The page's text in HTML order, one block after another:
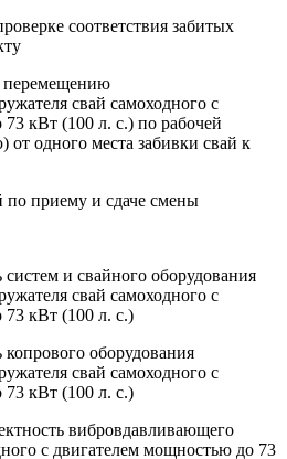
соответствия забитых
перемещению
свай самоходного с
кВт (100 л. с.) по рабочей
одного места забивки свай к
приему и сдаче смены
и свайного оборудования
свай самоходного с
кВт (100 л. с.)
оборудования
свай самоходного с
кВт (100 л. с.)
вибровдавливающего
с двигателем мощностью до 73